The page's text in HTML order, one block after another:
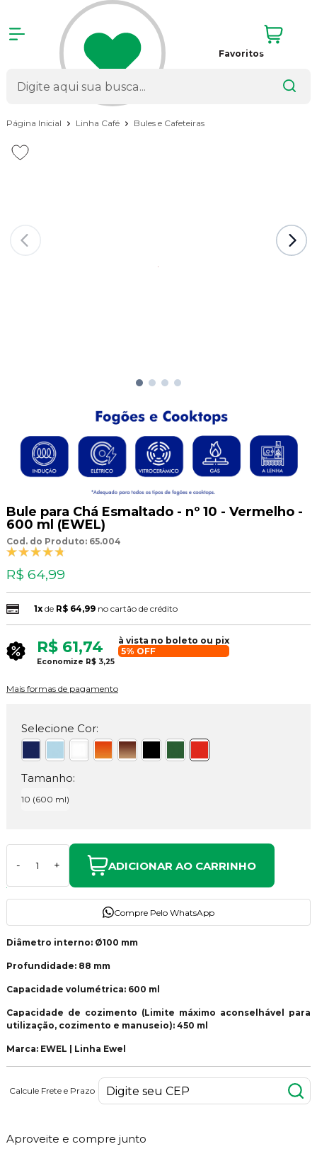
Favoritos
Página Inicial Linha Café Bules e Cafeteiras
Bule para Chá Esmaltado - nº 10 - Vermelho -
600 ml (EWEL)
Cod. do Produto: 65.004
R$ 64,99
1xde R$ 64,99 no cartão de crédito
R$ 61,74
à vista no boleto ou pix
5% OFF
Economize R$ 3,25
Mais formas de pagamento
Selecione Cor:
Tamanho:
10 (600 ml)
- + ADICIONAR AO CARRINHO
Compre Pelo WhatsApp
Diâmetro interno: Ø100 mm
Profundidade: 88 mm
Capacidade volumétrica: 600 ml
Capacidade de cozimento (Limite máximo aconselhável para
utilização, cozimento e manuseio): 450 ml
Marca: EWEL | Linha Ewel
Calcule Frete e Prazo
Aproveite e compre junto